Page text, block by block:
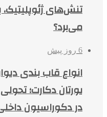
تنش‌های ژئوپلیتیک،
می‌برد؟
6 روز پیش
انواع قاب بندی
یورتان دکارت؛
در دکوراسیون